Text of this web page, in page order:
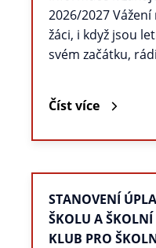
2026/2027
žáci, i když jsou
svém začátku,
Číst více
STANOVENÍ
ŠKOLU A
KLUB PRO